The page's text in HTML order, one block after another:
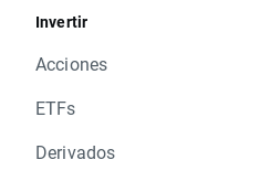
Invertir
Acciones
ETFs
Derivados